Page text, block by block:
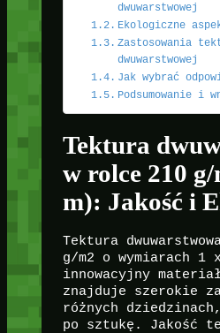
dwuwarstwowej
Ekologiczne
Zastosowania
dwuwarstwowej
Jak wybrać
Podsumowanie i
Tektura
w rolce 210
m): Jakość i
Tektura
g/m2 o wymiarach 1
innowacyjny
znajduje szerokie
różnych
po sztukę. Jakość